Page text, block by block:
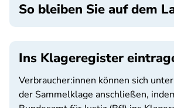
So bleiben Sie auf dem
Ins Klageregister
Verbraucher:innen können sich
der Sammelklage anschließen,